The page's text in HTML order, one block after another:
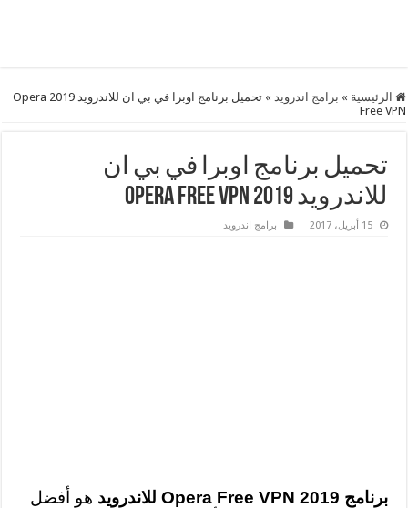
الرئيسية » برامج اندرويد »
تحميل برنامج اوبرا في بي ان للاندرويد 2019 Opera
Free VPN
تحميل برنامج اوبرا في بي ان
للاندرويد 2019 Opera Free VPN
15 أبريل، 2017 برامج اندرويد
برنامج Opera Free VPN 2019 للاندرويد
هو أفضل